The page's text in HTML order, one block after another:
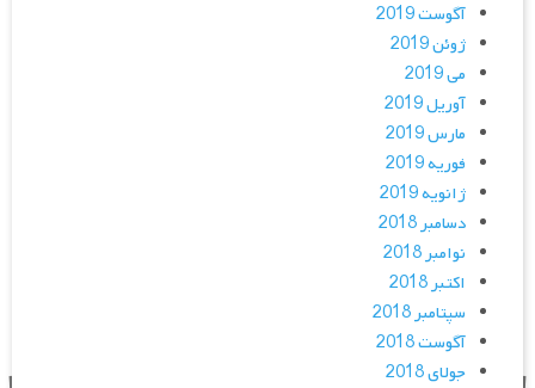
آگوست 2019
ژوئن 2019
می 2019
آوریل 2019
مارس 2019
فوریه 2019
ژانویه 2019
دسامبر 2018
نوامبر 2018
اکتبر 2018
سپتامبر 2018
آگوست 2018
جولای 2018